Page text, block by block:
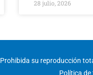
28 julio, 2026
Prohibida su reproducción
Política